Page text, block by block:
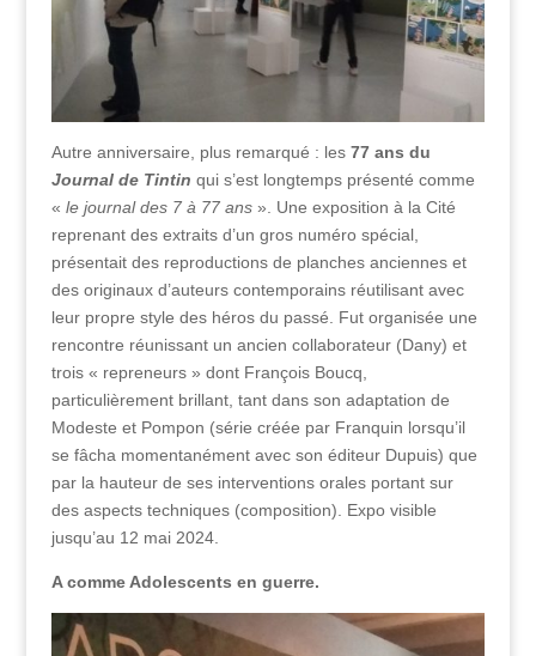
Autre anniversaire, plus remarqué : les 77 ans du
Journal de Tintin qui s’est longtemps présenté comme
« le journal des 7 à 77 ans». Une exposition à la Cité
reprenant des extraits d’un gros numéro spécial,
présentait des reproductions de planches anciennes et
des originaux d’auteurs contemporains réutilisant avec
leur propre style des héros du passé. Fut organisée une
rencontre réunissant un ancien collaborateur (Dany) et
trois « repreneurs » dont François Boucq,
particulièrement brillant, tant dans son adaptation de
Modeste et Pompon (série créée par Franquin lorsqu’il
se fâcha momentanément avec son éditeur Dupuis) que
par la hauteur de ses interventions orales portant sur
des aspects techniques (composition). Expo visible
jusqu’au 12 mai 2024.
A comme Adolescents en guerre.